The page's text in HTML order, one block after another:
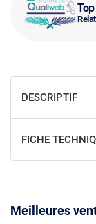
DESCRIPTIF
FICHE
Meilleures